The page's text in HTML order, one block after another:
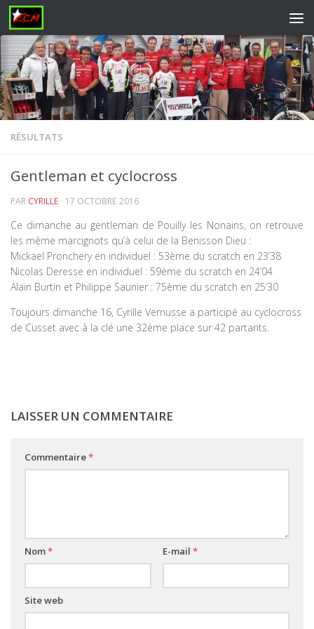
Skip to content
RÉSULTATS
Gentleman et cyclocross
PAR CYRILLE · 17 OCTOBRE 2016
Ce dimanche au gentleman de Pouilly les Nonains, on retrouve
les même marcignots qu’à celui de la Benisson Dieu :
Mickael Pronchery en individuel : 53ème du scratch en 23’38
Nicolas Deresse en individuel : 59ème du scratch en 24’04
Alain Burtin et Philippe Saunier : 75ème du scratch en 25’30
Toujours dimanche 16, Cyrille Vernusse a participé au cyclocross
de Cusset avec à la clé une 32ème place sur 42 partants.
LAISSER UN COMMENTAIRE
Commentaire*
Nom* E-mail *
Site web